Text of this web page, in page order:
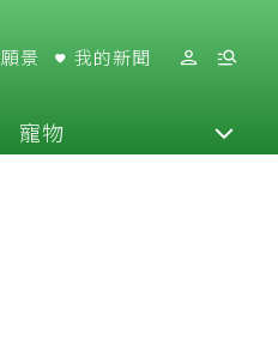
願景 我的新聞
寵物